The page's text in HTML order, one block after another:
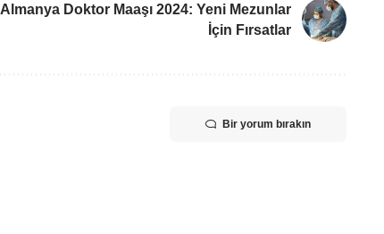
Almanya Doktor Maaşı 2024: Yeni Mezunlar
İçin Fırsatlar
Bir yorum bırakın